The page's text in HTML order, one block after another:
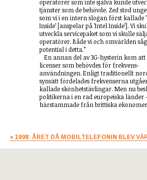
opera­törer som inte själva kunde
tjänster som de behövde. Zed stod
som vi i en intern slogan först kallade
Inside’ [anspelar på ’Intel Inside’]. Vi
utveckla servicepaket som vi skulle
operatörer. Både vi och omvärlden
potential i detta.”
En annan del av 3G-hysterin kom
licenser som behövdes för frekvens­
användningen. Enligt traditionellt
synsätt fördelades frek­venserna
kallade skönhets­tävlingar. Men nu
politikerna i en rad europeiska länder
härstammade från brittiska
« 1998: ÅRET DÅ MOBILTELEFONIN BLEV